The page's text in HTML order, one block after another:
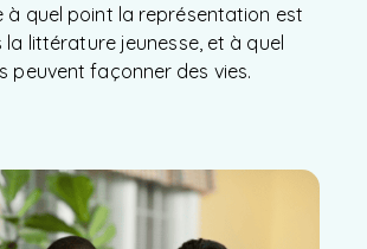
à quel point la représentation est
la littérature jeunesse, et à quel
peuvent façonner des vies.